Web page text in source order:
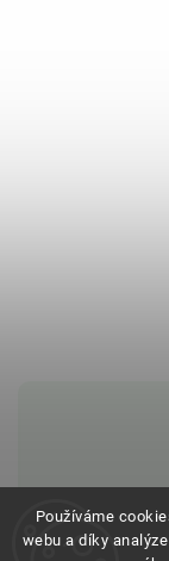
Používáme
webu a díky